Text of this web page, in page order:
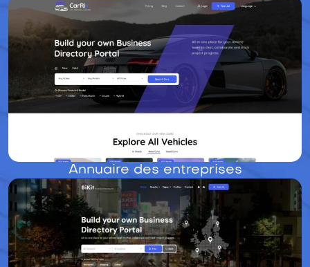
Annuaire des entreprises